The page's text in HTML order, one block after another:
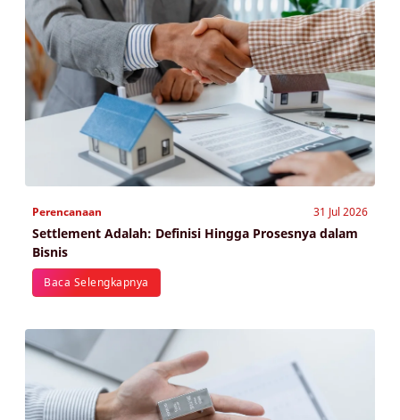
Perencanaan 31 Jul 2026
Settlement Adalah: Definisi Hingga Prosesnya dalam
Bisnis
Baca Selengkapnya